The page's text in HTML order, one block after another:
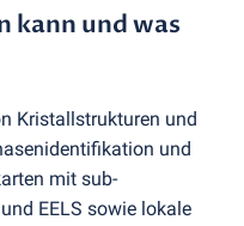
kann und was
Kristallstrukturen und
und
mit sub-
EELS sowie lokale